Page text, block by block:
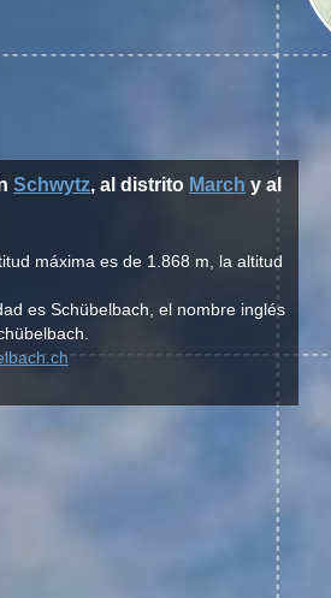
Schwytz, al distrito March y al
máxima es de 1.868 m, la altitud
es Schübelbach, el nombre inglés